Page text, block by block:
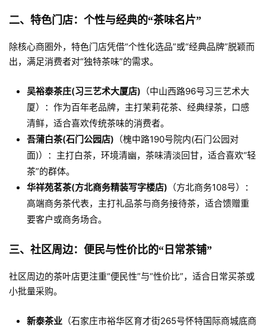
二、特色门店：个性与经典的“茶味名片”
除核心商圈外，特色门店凭借“个性化选品”或“经典品牌”脱颖而
出，满足消费者对“独特茶味”的需求。
吴裕泰茶庄(习三艺术大厦店) （中山西路96号习三艺术大
厦）：作为百年老品牌，主打茉莉花茶、经典绿茶，口感
清鲜，适合喜欢传统茶味的消费者。
吾蒲白茶(石门公园店) （槐中路190号院内(石门公园对
面)）：主打白茶，环境清幽，茶味清淡回甘，适合喜欢“轻
茶”的群体。
华祥苑茗茶(方北商务精装写字楼店) （方北商务108号）：
高端商务茶代表，主打礼品茶与商务接待茶，适合馈赠重
要客户或商务场合。
三、社区周边：便民与性价比的“日常茶铺”
社区周边的茶叶店更注重“便民性”与“性价比”，适合日常买茶或
小批量采购。
新泰茶业 （石家庄市裕华区育才街265号怀特国际商城底商